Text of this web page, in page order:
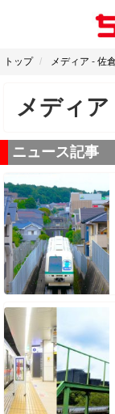
トップ メディア - 佐
メディア
ニュース記事